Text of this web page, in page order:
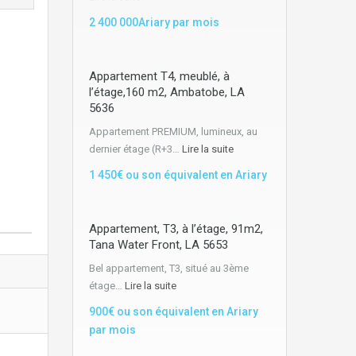
2 400 000Ariary par mois
Appartement T4, meublé, à
l’étage,160 m2, Ambatobe, LA
5636
Appartement PREMIUM, lumineux, au
dernier étage (R+3… Lire la suite
1 450€ ou son équivalent en Ariary
Appartement, T3, à l’étage, 91m2,
Tana Water Front, LA 5653
Bel appartement, T3, situé au 3ème
étage… Lire la suite
900€ ou son équivalent en Ariary
par mois